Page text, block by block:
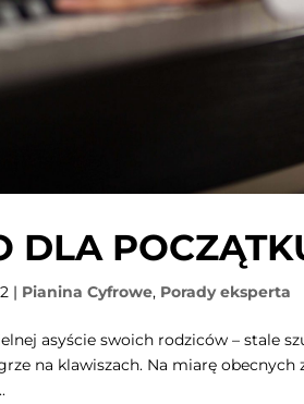
DLA
| Pianina Cyfrowe, Porady eksperta
asyście swoich rodziców – stale
na klawiszach. Na miarę